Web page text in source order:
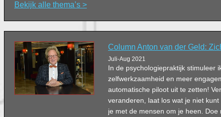
Bekijk alle thema’s >
Column Anton van der Geld:
Juli-Aug 2021
In de psychologiepraktijk stimuleer
zelfwerkzaamheid en meer
automatische piloot uit te zetten!
veranderen, laat los wat je niet
je met de mensen om je heen.